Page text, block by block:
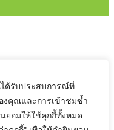
ได้รับประสบการณ์ที่
งคุณและการเข้าชมซ้ำ
ยอมให้ใช้คุกกี้ทั้งหมด